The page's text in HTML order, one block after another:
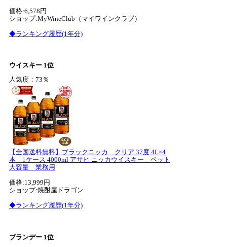
価格:6,578円
ショップ:MyWineClub（マイワインクラブ）
◆ランキング履歴(1年分)
ウイスキー 1位
人気度：73％
【全国送料無料】ブラックニッカ クリア 37度 4L×4
本 1ケース 4000ml アサヒ ニッカウイスキー ペット
大容量 業務用
価格:13,999円
ショップ:焼酎屋ドラゴン
◆ランキング履歴(1年分)
ブランデー 1位